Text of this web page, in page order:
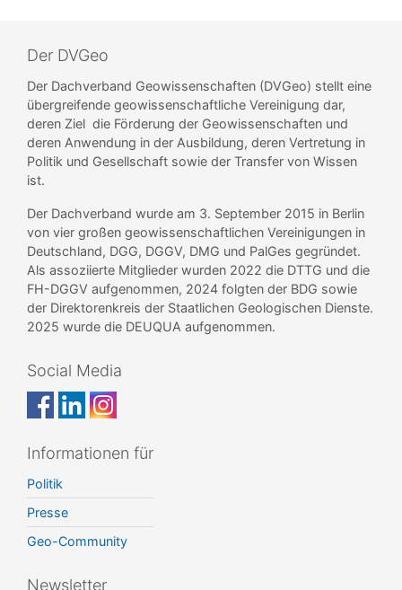
Der DVGeo
Der Dachverband Geowissenschaften (DVGeo) stellt eine
übergreifende geowissenschaftliche Vereinigung dar,
deren Ziel die Förderung der Geowissenschaften und
deren Anwendung in der Ausbildung, deren Vertretung in
Politik und Gesellschaft sowie der Transfer von Wissen
ist.
Der Dachverband wurde am 3. September 2015 in Berlin
von vier großen geowissenschaftlichen Vereinigungen in
Deutschland, DGG, DGGV, DMG und PalGes gegründet.
Als assoziierte Mitglieder wurden 2022 die DTTG und die
FH-DGGV aufgenommen, 2024 folgten der BDG sowie
der Direktorenkreis der Staatlichen Geologischen Dienste.
2025 wurde die DEUQUA aufgenommen.
Social Media
Informationen für
Politik
Presse
Geo-Community
Newsletter